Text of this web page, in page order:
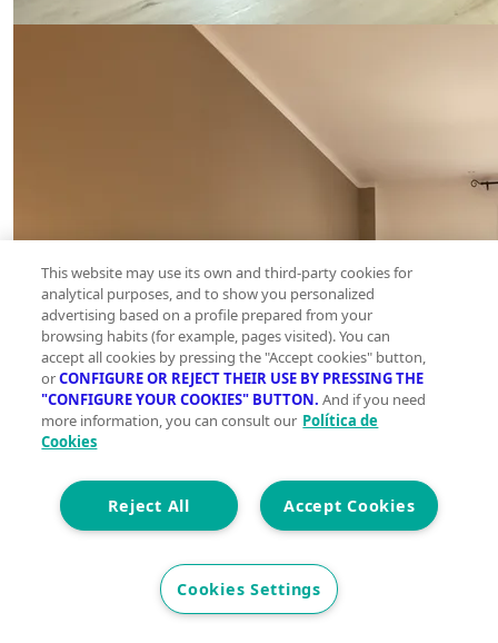
This website may use its own and third-party cookies for
analytical purposes, and to show you personalized
advertising based on a profile prepared from your
browsing habits (for example, pages visited). You can
accept all cookies by pressing the "Accept cookies" button,
orCONFIGURE OR REJECT THEIR USE BY PRESSING THE
"CONFIGURE YOUR COOKIES" BUTTON. And if you need
more information, you can consult our Política de
Cookies
Accept Cookies
Reject All
Cookies Settings